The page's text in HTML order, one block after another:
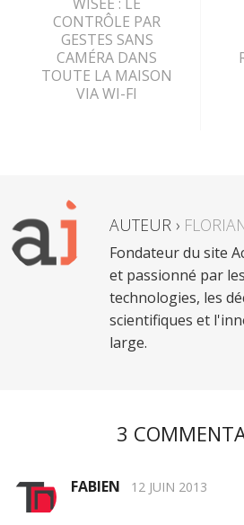
CONTRÔLE PAR
GESTES SANS
CAMÉRA DANS
TOUTE LA MAISON
VIA WI-FI
AUTEUR ›
Fondateur du site
et passionné par
technologies, les
scientifiques et
large.
3
FABIEN 12 JUIN 2013